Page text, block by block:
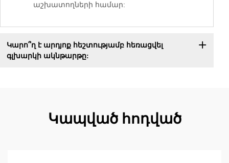
աշխատողների համար:
Կարո՞ղ է արդյոք հեշտությամբ հեռացվել
գլխարկի ակնթարթը:
Կապված հոդված